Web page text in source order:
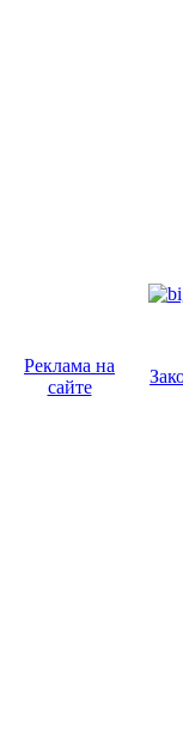
Реклама на
сайте